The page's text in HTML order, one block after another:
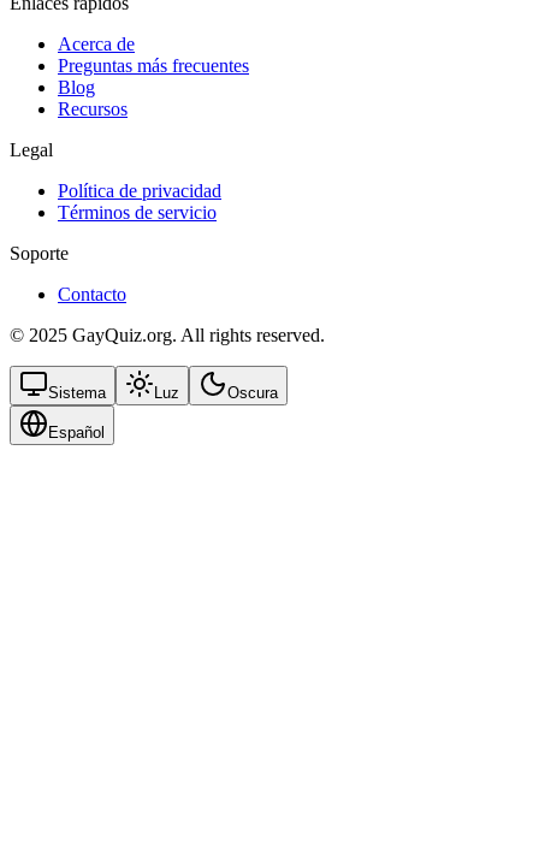
Acerca de
Preguntas más frecuentes
Blog
Recursos
Legal
Política de privacidad
Términos de servicio
Soporte
Contacto
© 2025 GayQuiz.org. All rights reserved.
Sistema Luz Oscura
Español